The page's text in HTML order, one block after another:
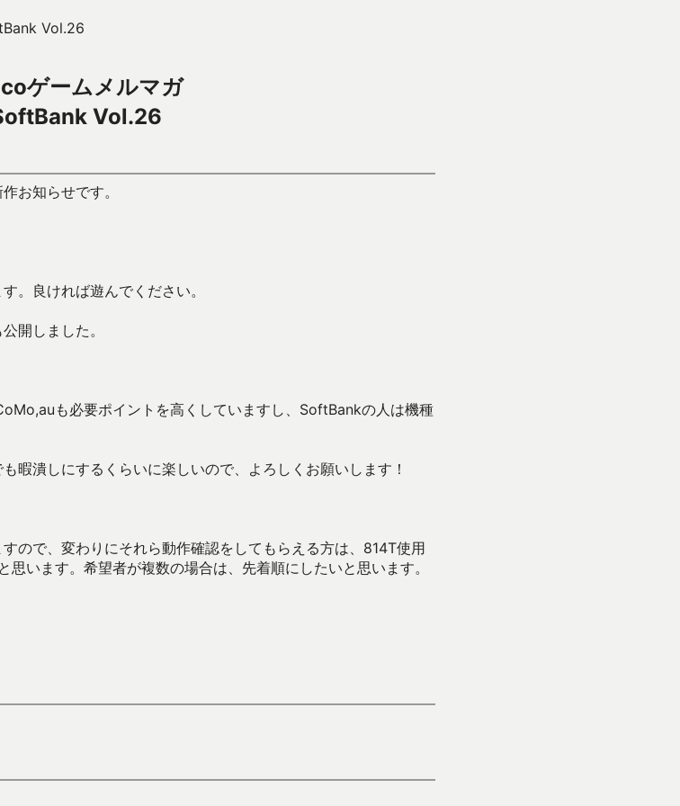
Vol.26
ゲームメルマガ
Vol.26
お知らせです。
。良ければ遊んでください。
開しました。
も必要ポイントを高くしていますし、SoftBankの人は機種
暇潰しにするくらいに楽しいので、よろしくお願いします！
ので、変わりにそれら動作確認をしてもらえる方は、814T使用
います。希望者が複数の場合は、先着順にしたいと思います。